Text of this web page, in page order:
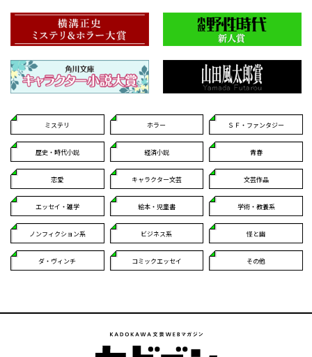
ミステリ ホラー ＳＦ・ファンタジー
歴史・時代小説 経済小説 青春
恋愛 キャラクター文芸 文芸作品
エッセイ・雑学 絵本・児童書 学術・教養系
ノンフィクション系 ビジネス系 怪と幽
ダ・ヴィンチ コミックエッセイ その他